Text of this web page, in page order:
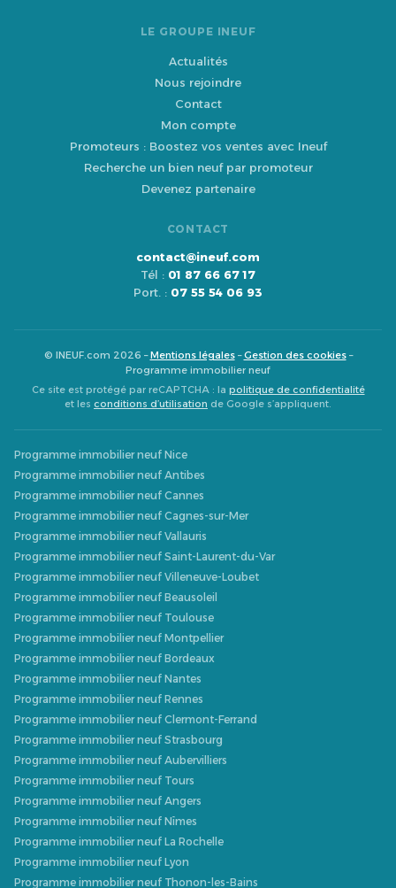
LE GROUPE INEUF
Actualités
Nous rejoindre
Contact
Mon compte
Promoteurs : Boostez vos ventes avec Ineuf
Recherche un bien neuf par promoteur
Devenez partenaire
CONTACT
contact@ineuf.com
Tél : 01 87 66 67 17
Port. : 07 55 54 06 93
© INEUF.com 2026 –Mentions légales–Gestion des cookies–
Programme immobilier neuf
Ce site est protégé par reCAPTCHA : la politique de confidentialité
et les conditions d’utilisation de Google s’appliquent.
Programme immobilier neuf Nice
Programme immobilier neuf Antibes
Programme immobilier neuf Cannes
Programme immobilier neuf Cagnes-sur-Mer
Programme immobilier neuf Vallauris
Programme immobilier neuf Saint-Laurent-du-Var
Programme immobilier neuf Villeneuve-Loubet
Programme immobilier neuf Beausoleil
Programme immobilier neuf Toulouse
Programme immobilier neuf Montpellier
Programme immobilier neuf Bordeaux
Programme immobilier neuf Nantes
Programme immobilier neuf Rennes
Programme immobilier neuf Clermont-Ferrand
Programme immobilier neuf Strasbourg
Programme immobilier neuf Aubervilliers
Programme immobilier neuf Tours
Programme immobilier neuf Angers
Programme immobilier neuf Nîmes
Programme immobilier neuf La Rochelle
Programme immobilier neuf Lyon
Programme immobilier neuf Thonon-les-Bains